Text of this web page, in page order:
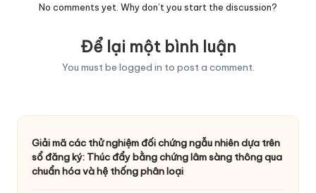
No comments yet. Why don’t you start the discussion?
Để lại một bình luận
You must be logged in to post a comment.
Giải mã các thử nghiệm đối chứng ngẫu nhiên dựa trên
sổ đăng ký: Thúc đẩy bằng chứng lâm sàng thông qua
chuẩn hóa và hệ thống phân loại